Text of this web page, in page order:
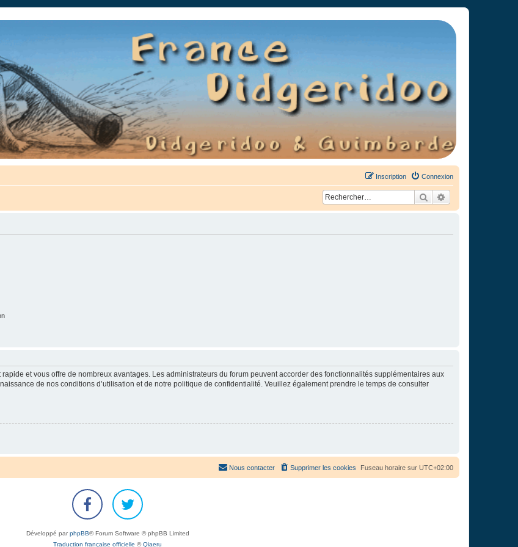
Connexion
Inscription
Rechercher
et vous offre de nombreux avantages. Les administrateurs du forum peuvent accorder des fonctionnalités supplémentaires aux
de nos conditions d’utilisation et de notre politique de confidentialité. Veuillez également prendre le temps de consulter
Fuseau horaire sur UTC+02:00
Supprimer les cookies
Nous contacter
Développé parphpBB® Forum Software © phpBB Limited
Traduction française officielle ©Qiaeru